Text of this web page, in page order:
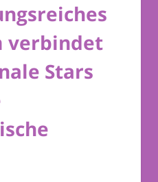
verbindet
Stars